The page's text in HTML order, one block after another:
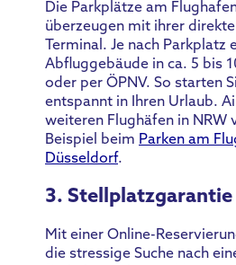
Die Parkplätze am
überzeugen mit ihrer
Terminal. Je nach Parkplatz
Abfluggebäude in ca. 5 bis
oder per ÖPNV. So starten
entspannt in Ihren Urlaub.
weiteren Flughäfen in NRW
Beispiel beim Parken am
Düsseldorf.
3. Stellplatzgarantie
Mit einer Online-
die stressige Suche nach